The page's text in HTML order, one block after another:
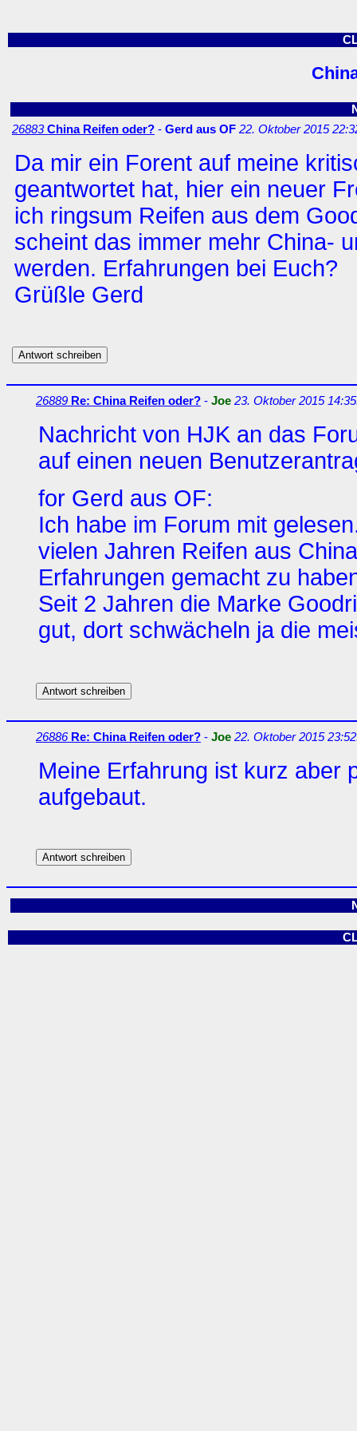
26883 China Reifen oder? - Gerd aus OF 22. Oktober 2015
Da mir ein Forent auf meine
geantwortet hat, hier ein neuer
ich ringsum Reifen aus dem
scheint das immer mehr China-
werden. Erfahrungen bei Euch?
Grüßle Gerd
26889 Re: China Reifen oder? - Joe 23. Oktober 2015
Nachricht von HJK an das
auf einen neuen
for Gerd aus OF:
Ich habe im Forum mit
vielen Jahren Reifen aus
Erfahrungen gemacht zu
Seit 2 Jahren die Marke
gut, dort schwächeln ja die
26886 Re: China Reifen oder? - Joe 22. Oktober 2015
Meine Erfahrung ist kurz aber
aufgebaut.